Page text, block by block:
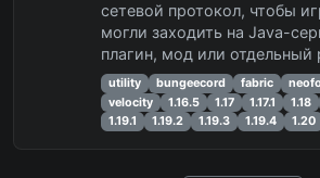
сетевой протокол, чтобы
могли заходить на Java-
плагин, мод или отдельный
utility bungeecord fabric
velocity
1.16.5 1.17 1.17.1 1.18
1.19.1
1.19.2 1.19.3 1.19.4 1.20